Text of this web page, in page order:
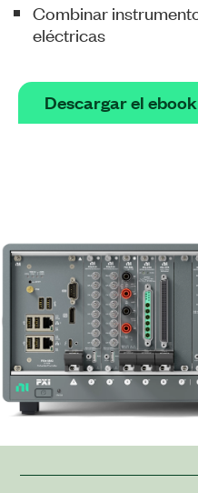
Combinar
eléctricas
Descargar el ebook